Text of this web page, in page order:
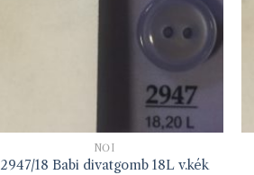
NŐI
2947/18 Babi divatgomb 18L v.kék